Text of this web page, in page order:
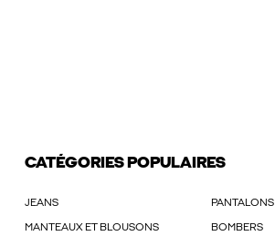
CATÉGORIES POPULAIRES
JEANS PANTALONS
MANTEAUX ET BLOUSONS BOMBERS